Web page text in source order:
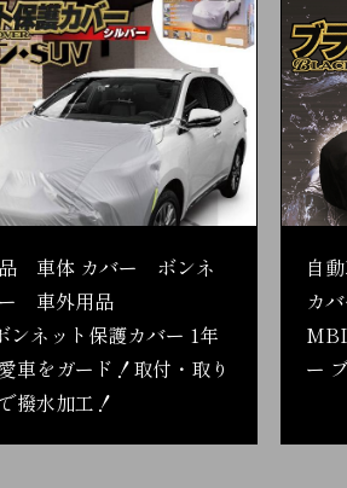
品 車体 カバー ボンネ
車外用品
ンネット保護カバー 1年
車をガード！取付・取り
撥水加工！
自
カ
ー